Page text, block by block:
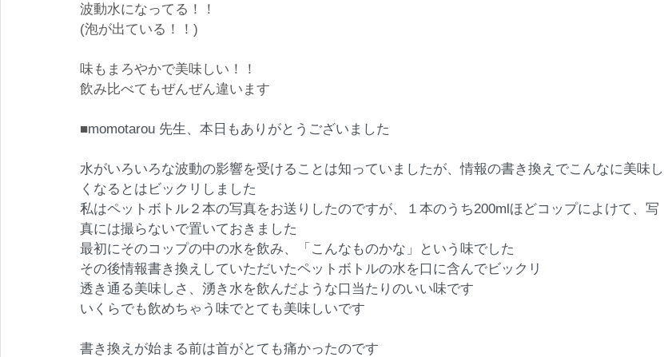
波動水になってる！！
(泡が出ている！！)
味もまろやかで美味しい！！
飲み比べてもぜんぜん違います
■momotarou 先生、本日もありがとうございました
水がいろいろな波動の影響を受けることは知っていましたが、情報の書き換えでこんなに美味し
くなるとは️ビックリしました
私はペットボトル２本の写真をお送りしたのですが、１本のうち200mlほどコップによけて、写
真には撮らないで置いておきました
最初にそのコップの中の水を飲み、「こんなものかな」という味でした
その後情報書き換えしていただいたペットボトルの水を口に含んでビックリ
透き通る美味しさ、湧き水を飲んだような口当たりのいい味です
いくらでも飲めちゃう味でとても美味しいです
書き換えが始まる前は首がとても痛かったのです